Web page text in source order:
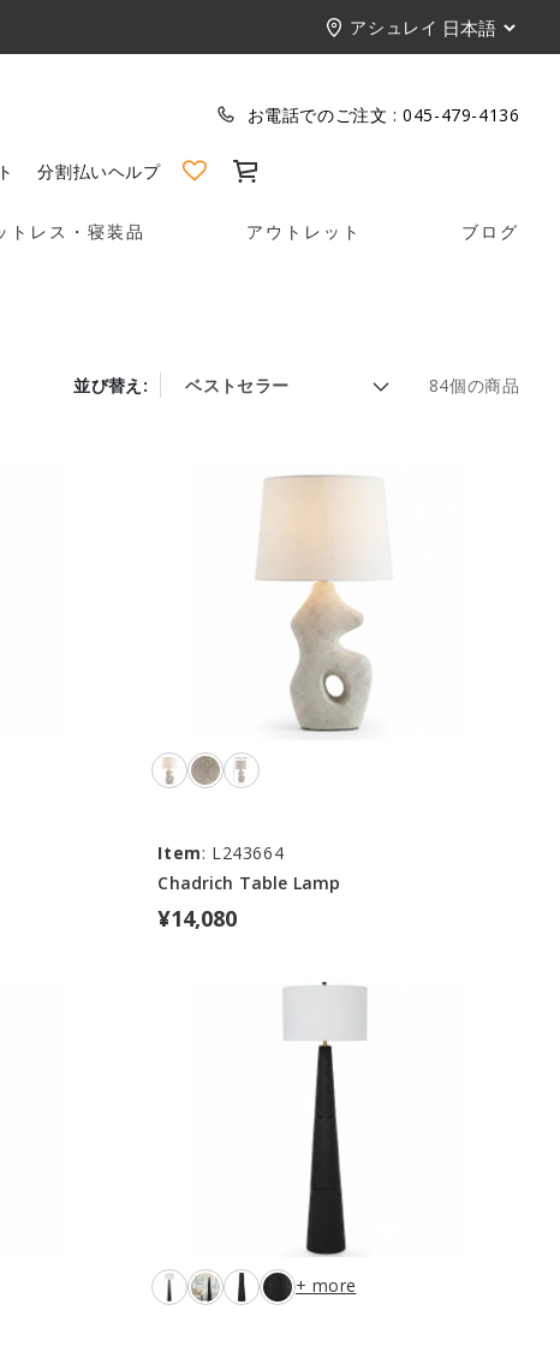
アシュレイ
お電話でのご注文 :045-479-4136
分割払いヘルプ カート
トレス・寝装品 アウトレット ブログ
並び替え: 84個の商品
Item: L243664
Chadrich Table Lamp
¥14,080
+ more